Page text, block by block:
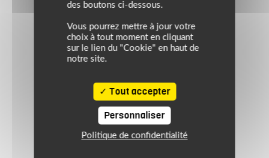
des boutons ci-dessous.
Vous pourrez mettre à jour votre
choix à tout moment en cliquant
sur le lien du "Cookie" en haut de
notre site.
Tout accepter
Personnaliser
Politique de confidentialité